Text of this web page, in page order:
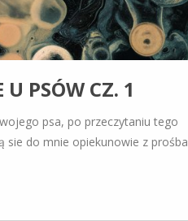
PSÓW CZ. 1
psa, po przeczytaniu tego
sie do mnie opiekunowie z prośba